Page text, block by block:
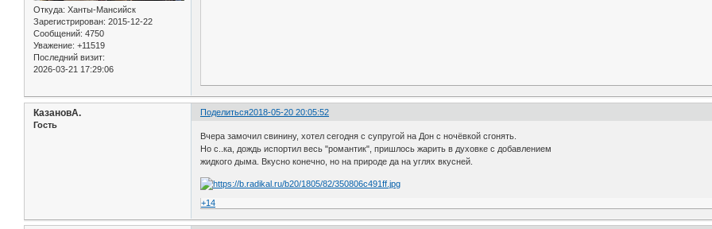
Откуда: Ханты-Мансийск
Зарегистрирован: 2015-12-22
Сообщений: 4750
Уважение: +11519
Последний визит:
2026-03-21 17:29:06
Поделиться2018-05-20 20:05:52
КазановА.
Гость
Вчера замочил свинину, хотел сегодня с супругой на Дон с ночёвкой сгонять.
Но с..ка, дождь испортил весь "романтик", пришлось жарить в духовке с добавлением
жидкого дыма. Вкусно конечно, но на природе да на углях вкусней.
+14